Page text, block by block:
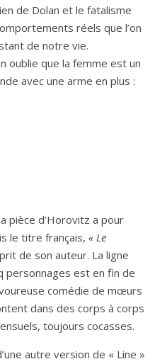
de Dolan et le fatalisme
réels que l’on
de notre vie.
oublie que la femme est un
avec une arme en plus :
pièce d’Horovitz a pour
le titre français, « Le
de son auteur. La ligne
personnages est en fin de
comédie de mœurs
dans des corps à corps
toujours cocasses.
autre version de « Line »